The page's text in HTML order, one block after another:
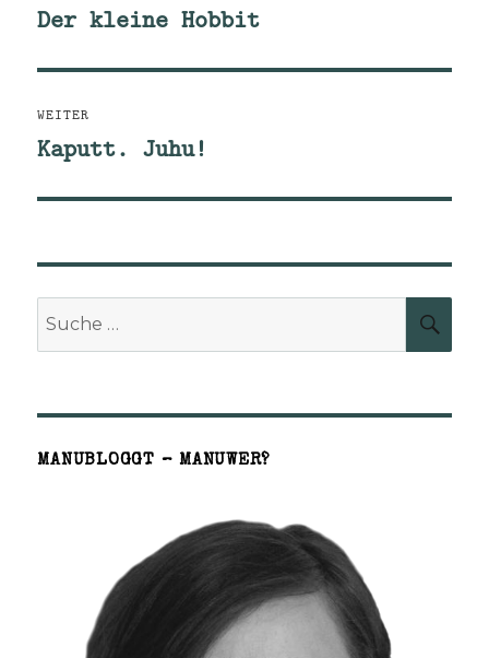
Vorheriger
Der kleine Hobbit
WEITER
Nächster
Kaputt. Juhu!
MANUBLOGGT – MANUWER?